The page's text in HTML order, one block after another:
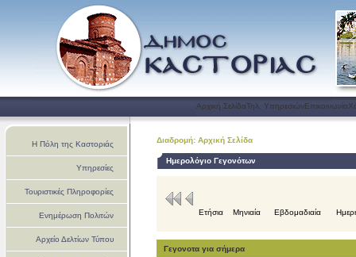
Αρχική ΣελίδαΤηλ. ΥπηρεσιώνΕπικοινωνία
Η Πόλη της Καστοριάς
Υπηρεσίες
Τουριστικές Πληροφορίες
Ενημέρωση Πολιτών
Αρχείο Δελτίων Τύπου
Διαδρομή: Αρχική Σελίδα
Ημερολόγιο Γεγονότων
Ετήσια Μηνιαία Εβδομαδιαία
Γεγονοτα για σήμερα